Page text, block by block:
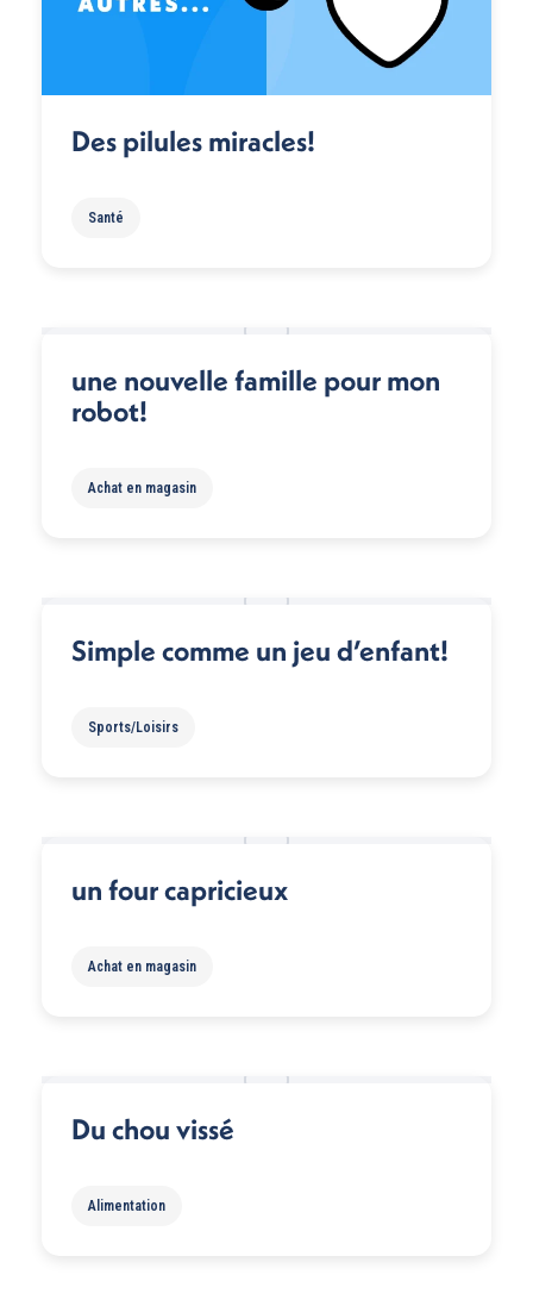
Des pilules miracles!
Santé
une nouvelle famille pour mon
robot!
Achat en magasin
Simple comme un jeu d’enfant!
Sports/Loisirs
un four capricieux
Achat en magasin
Du chou vissé
Alimentation